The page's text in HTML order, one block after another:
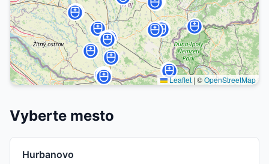
Leaflet | ©OpenStreetMap
Vyberte mesto
Hurbanovo